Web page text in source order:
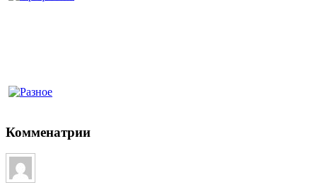
Комменатрии